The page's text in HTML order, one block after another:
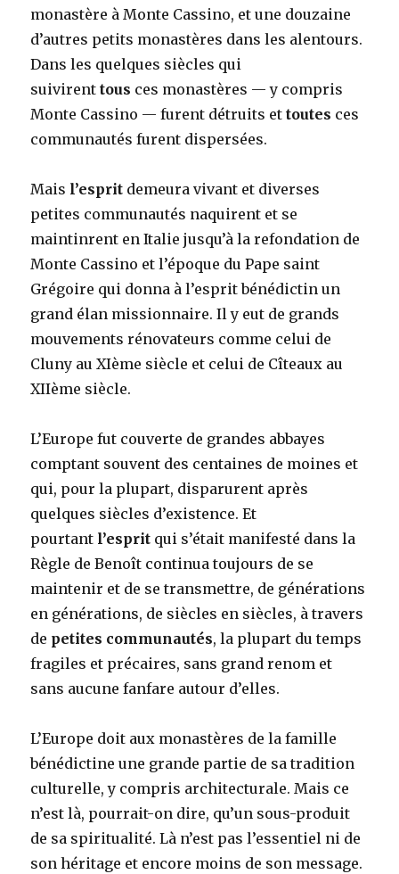
monastère à Monte Cassino, et une douzaine
d’autres petits monastères dans les alentours.
Dans les quelques siècles qui
suivirenttous ces monastères — y compris
Monte Cassino — furent détruits ettoutes ces
communautés furent dispersées.
Mais l’esprit demeura vivant et diverses
petites communautés naquirent et se
maintinrent en Italie jusqu’à la refondation de
Monte Cassino et l’époque du Pape saint
Grégoire qui donna à l’esprit bénédictin un
grand élan missionnaire. Il y eut de grands
mouvements rénovateurs comme celui de
Cluny au XIème siècle et celui de Cîteaux au
XIIème siècle.
L’Europe fut couverte de grandes abbayes
comptant souvent des centaines de moines et
qui, pour la plupart, disparurent après
quelques siècles d’existence. Et
pourtant l’esprit qui s’était manifesté dans la
Règle de Benoît continua toujours de se
maintenir et de se transmettre, de générations
en générations, de siècles en siècles, à travers
de petites communautés, la plupart du temps
fragiles et précaires, sans grand renom et
sans aucune fanfare autour d’elles.
L’Europe doit aux monastères de la famille
bénédictine une grande partie de sa tradition
culturelle, y compris architecturale. Mais ce
n’est là, pourrait-on dire, qu’un sous-produit
de sa spiritualité. Là n’est pas l’essentiel ni de
son héritage et encore moins de son message.